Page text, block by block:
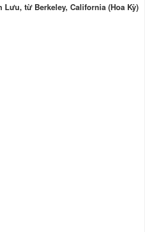
Lưu, từ Berkeley, California (Hoa Kỳ)